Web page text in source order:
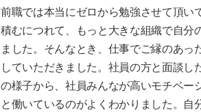
前職では本当にゼロから勉強させて頂い
積むにつれて、もっと大きな組織で自分
ました。そんなとき、仕事でご縁のあっ
していただきました。社員の方と面談し
の様子から、社員みんなが高いモチベー
と働いているのがよくわかりました。自